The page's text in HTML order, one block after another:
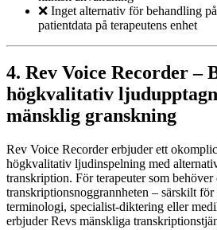
❌ Inget alternativ för behandling
patientdata på terapeutens enhet
4. Rev Voice Recorder –
högkvalitativ
mänsklig granskning
Rev Voice Recorder erbjuder ett
högkvalitativ ljudinspelning med
transkription. För terapeuter som
transkriptionsnoggrannheten – särskilt
terminologi, specialist-diktering eller
erbjuder Revs mänskliga